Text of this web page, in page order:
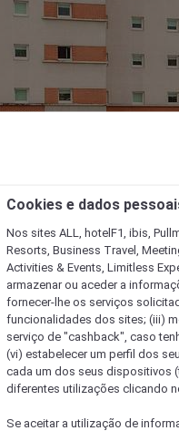
Cookies e dados
Nos sites ALL, hotelF1, ibis,
Resorts, Business Travel,
Activities & Events, Limitless
armazenar ou aceder a
fornecer-lhe os serviços
funcionalidades dos sites; (iii)
serviço de "cashback", caso
(vi) estabelecer um perfil dos
cada um dos seus dispositivos
diferentes utilizações clicando
Se aceitar a utilização de